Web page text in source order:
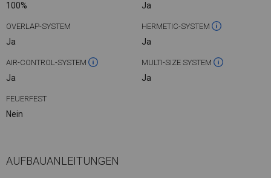
100% Ja
OVERLAP-SYSTEM
Ja
HERMETIC-SYSTEM
Ja
AIR-CONTROL-SYSTEM
Ja
MULTI-SIZE SYSTEM
Ja
FEUERFEST
Nein
AUFBAUANLEITUNGEN